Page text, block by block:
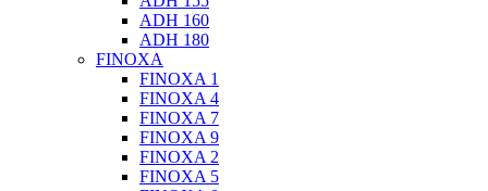
ADH 160
ADH 180
FINOXA
FINOXA 1
FINOXA 4
FINOXA 7
FINOXA 9
FINOXA 2
FINOXA 5